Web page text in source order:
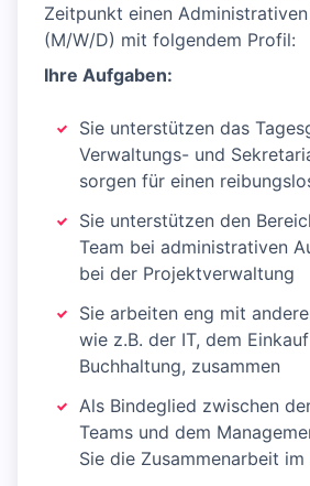
Zeitpunkt einen
(M/W/D) mit folgendem Profil:
Ihre Aufgaben:
Sie unterstützen das
Verwaltungs- und
sorgen für einen
Sie unterstützen den
Team bei administrativen
bei der Projektverwaltung
Sie arbeiten eng mit
wie z.B. der IT, dem
Buchhaltung, zusammen
Als Bindeglied zwischen
Teams und dem
Sie die Zusammenarbeit